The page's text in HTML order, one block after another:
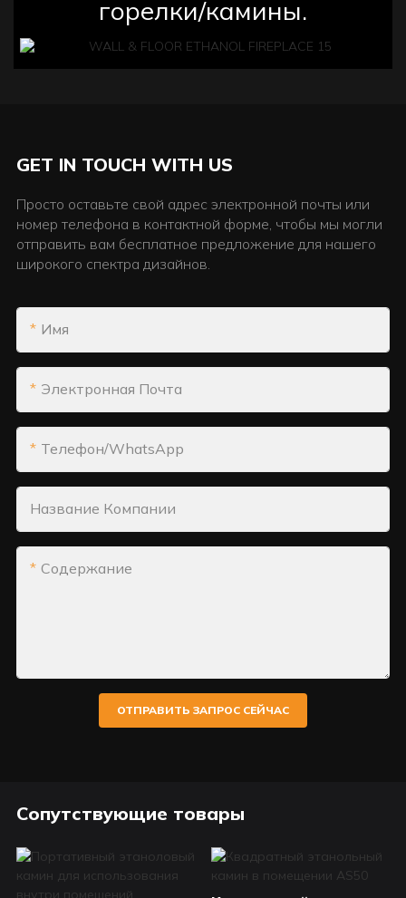
горелки/камины.
GET IN TOUCH WITH US
Просто оставьте свой адрес электронной почты или
номер телефона в контактной форме, чтобы мы могли
отправить вам бесплатное предложение для нашего
широкого спектра дизайнов.
Имя
Электронная Почта
Телефон/WhatsApp
Название Компании
Содержание
ОТПРАВИТЬ ЗАПРОС СЕЙЧАС
Сопутствующие товары